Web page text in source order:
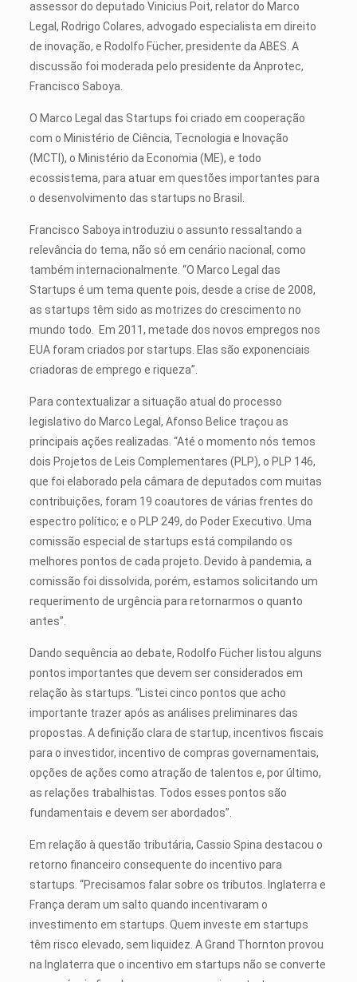
assessor do deputado Vinicius Poit, relator do Marco
Legal, Rodrigo Colares, advogado especialista em direito
de inovação, e Rodolfo Fücher, presidente da ABES. A
discussão foi moderada pelo presidente da Anprotec,
Francisco Saboya.
O Marco Legal das Startups foi criado em cooperação
com o Ministério de Ciência, Tecnologia e Inovação
(MCTI), o Ministério da Economia (ME), e todo
ecossistema, para atuar em questões importantes para
o desenvolvimento das startups no Brasil.
Francisco Saboya introduziu o assunto ressaltando a
relevância do tema, não só em cenário nacional, como
também internacionalmente. “O Marco Legal das
Startups é um tema quente pois, desde a crise de 2008,
as startups têm sido as motrizes do crescimento no
mundo todo. Em 2011, metade dos novos empregos nos
EUA foram criados por startups. Elas são exponenciais
criadoras de emprego e riqueza”.
Para contextualizar a situação atual do processo
legislativo do Marco Legal, Afonso Belice traçou as
principais ações realizadas. “Até o momento nós temos
dois Projetos de Leis Complementares (PLP), o PLP 146,
que foi elaborado pela câmara de deputados com muitas
contribuições, foram 19 coautores de várias frentes do
espectro político; e o PLP 249, do Poder Executivo. Uma
comissão especial de startups está compilando os
melhores pontos de cada projeto. Devido à pandemia, a
comissão foi dissolvida, porém, estamos solicitando um
requerimento de urgência para retornarmos o quanto
antes”.
Dando sequência ao debate, Rodolfo Fücher listou alguns
pontos importantes que devem ser considerados em
relação às startups. “Listei cinco pontos que acho
importante trazer após as análises preliminares das
propostas. A definição clara de startup, incentivos fiscais
para o investidor, incentivo de compras governamentais,
opções de ações como atração de talentos e, por último,
as relações trabalhistas. Todos esses pontos são
fundamentais e devem ser abordados”.
Em relação à questão tributária, Cassio Spina destacou o
retorno financeiro consequente do incentivo para
startups. “Precisamos falar sobre os tributos. Inglaterra e
França deram um salto quando incentivaram o
investimento em startups. Quem investe em startups
têm risco elevado, sem liquidez. A Grand Thornton provou
na Inglaterra que o incentivo em startups não se converte